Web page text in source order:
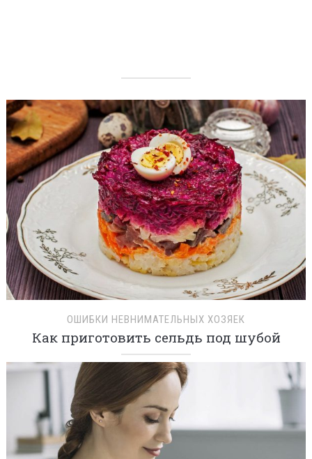
ОШИБКИ НЕВНИМАТЕЛЬНЫХ ХОЗЯЕК
Как приготовить сельдь под шубой